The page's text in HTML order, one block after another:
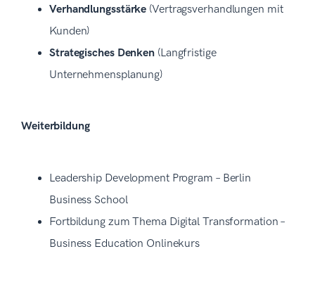
Verhandlungsstärke (Vertragsverhandlungen mit
Kunden)
Strategisches Denken (Langfristige
Unternehmensplanung)
Weiterbildung
Leadership Development Program – Berlin
Business School
Fortbildung zum Thema Digital Transformation –
Business Education Onlinekurs